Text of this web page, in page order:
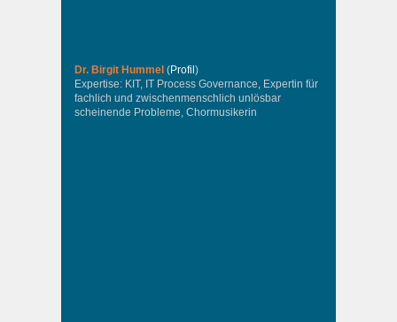
Dr. Birgit Hummel (Profil )
Expertise: KIT, IT Process Governance, Expertin für
fachlich und zwischenmenschlich unlösbar
scheinende Probleme, Chormusikerin